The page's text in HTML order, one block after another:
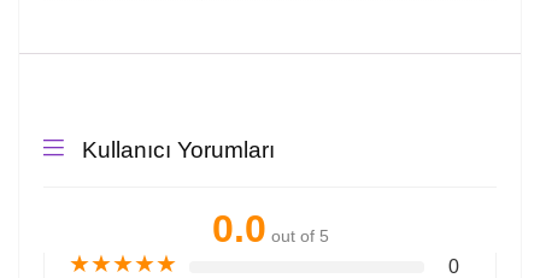
Kullanıcı Yorumları
0.0 out of 5
★★★★★ 0